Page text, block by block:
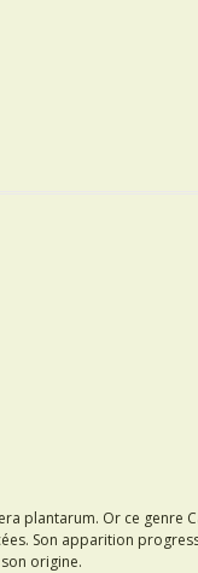
plantarum. Or ce genre
Son apparition
origine.